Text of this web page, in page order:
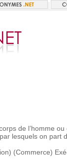
de l’homme ou
par lesquels on part
(Commerce)